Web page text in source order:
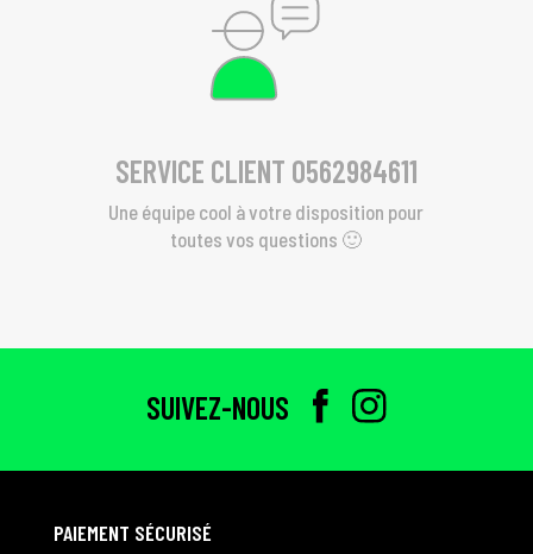
SERVICE CLIENT 0562984611
Une équipe cool à votre disposition pour
toutes vos questions 🙂
SUIVEZ-NOUS
PAIEMENT SÉCURISÉ